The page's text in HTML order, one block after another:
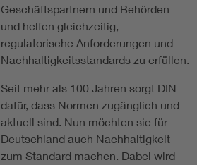
Geschäftspartnern und Behörden
und helfen gleichzeitig,
regulatorische Anforderungen und
Nachhaltigkeitsstandards zu erfüllen.
Seit mehr als 100 Jahren sorgt DIN
dafür, dass Normen zugänglich und
aktuell sind. Nun möchten sie für
Deutschland auch Nachhaltigkeit
zum Standard machen. Dabei wird